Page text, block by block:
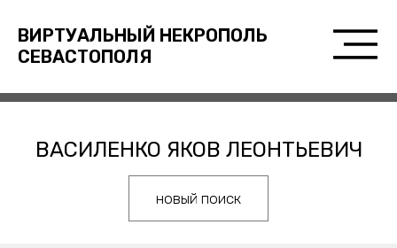
ВИРТУАЛЬНЫЙ НЕКРОПОЛЬ
СЕВАСТОПОЛЯ
ВАСИЛЕНКО ЯКОВ ЛЕОНТЬЕВИЧ
новый поиск